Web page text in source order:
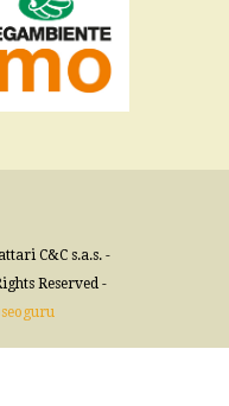
C&C s.a.s. -
Reserved -